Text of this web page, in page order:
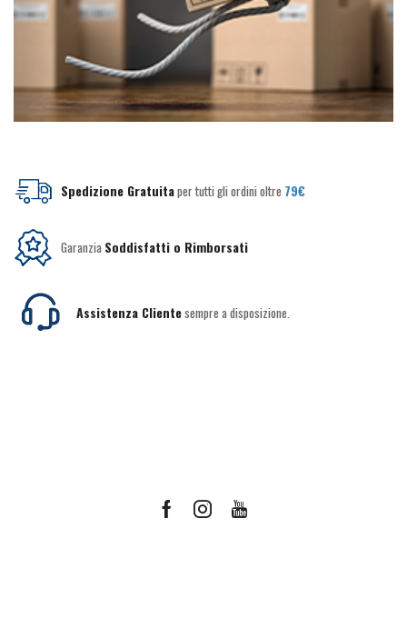
Spedizione Gratuitaper tutti gli ordini oltre 79€
Garanzia Soddisfatti o Rimborsati
Assistenza Clientesempre a disposizione.
FacebookInstagramYoutube